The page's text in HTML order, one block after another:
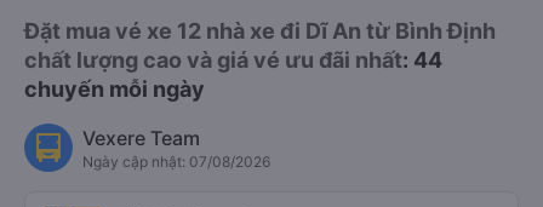
Đặt mua vé xe 12 nhà xe đi Dĩ An từ Bình Định
chất lượng cao và giá vé ưu đãi nhất: 44
chuyến mỗi ngày
Vexere Team
Ngày cập nhật: 07/08/2026